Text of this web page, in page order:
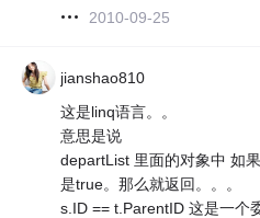
2010-09-25
jianshao810
这是linq语言。。
意思是说
departList 里面的对象中 如
是true。那么就返回。。。
s.ID == t.ParentID 这是一个